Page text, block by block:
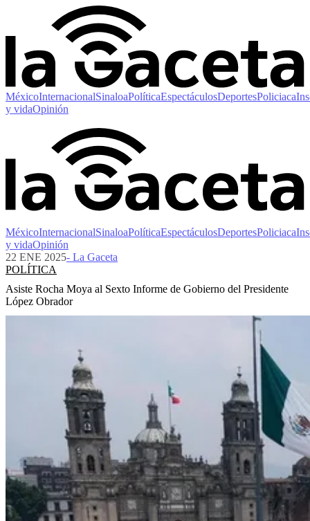
MéxicoInternacionalSinaloaPolíticaEspectáculosDeportesPoliciaca
y vidaOpinión
MéxicoInternacionalSinaloaPolíticaEspectáculosDeportesPoliciaca
y vidaOpinión
22 ENE 2025- La Gaceta
POLÍTICA
Asiste Rocha Moya al Sexto Informe de Gobierno del Presidente
López Obrador